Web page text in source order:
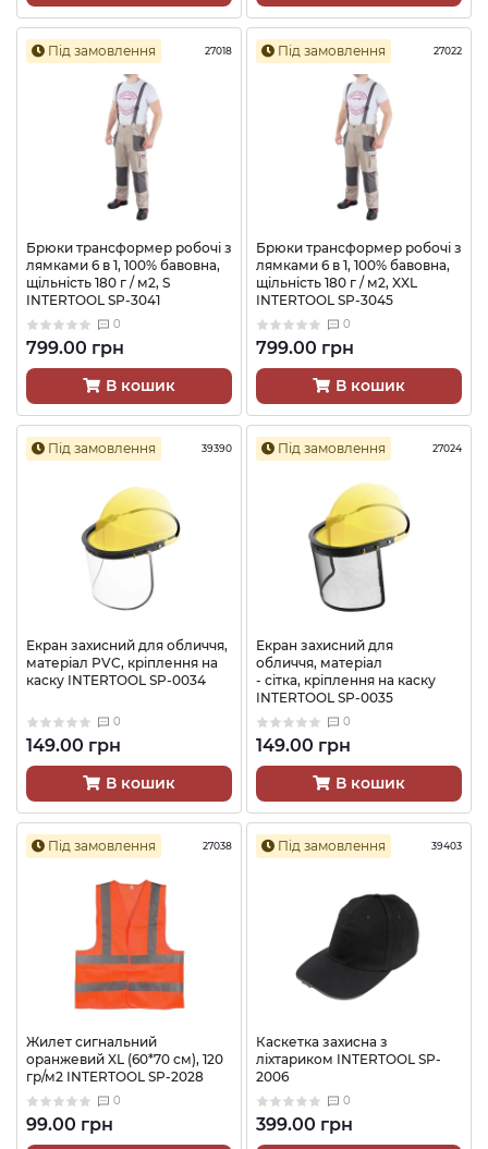
Під замовлення 27018
Брюки трансформер робочі з
лямками 6 в 1, 100% бавовна,
щільність 180 г / м2, S
INTERTOOL SP-3041
0
799.00 грн
В кошик
Під замовлення 27022
Брюки трансформер робочі з
лямками 6 в 1, 100% бавовна,
щільність 180 г / м2, XXL
INTERTOOL SP-3045
0
799.00 грн
В кошик
Під замовлення 39390
Екран захисний для обличчя,
матеріал PVC, кріплення на
каску INTERTOOL SP-0034
0
149.00 грн
В кошик
Під замовлення 27024
Екран захисний для
обличчя, матеріал
- сітка, кріплення на каску
INTERTOOL SP-0035
0
149.00 грн
В кошик
Під замовлення 27038
Жилет сигнальний
оранжевий XL (60*70 см), 120
гр/м2 INTERTOOL SP-2028
0
99.00 грн
Під замовлення 39403
Каскетка захисна з
ліхтариком INTERTOOL SP-
2006
0
399.00 грн